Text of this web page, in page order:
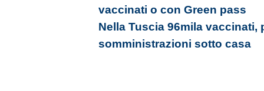
vaccinati o con Green pass
Nella Tuscia 96mila vaccinati,
somministrazioni sotto casa